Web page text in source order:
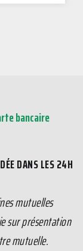
bancaire
DANS LES 24H
mutuelles
sur présentation
mutuelle.